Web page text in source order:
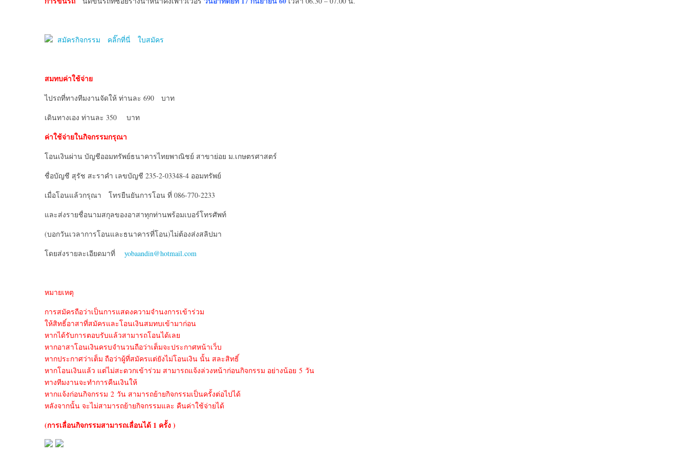
สมัครกิจกรรม คลิ๊กที่นี่ ใบสมัคร
สมทบค่าใช้จ่าย
ไปรถที่ทางทีมงานจัดให้ ท่านละ 690 บาท
เดินทางเอง ท่านละ 350 บาท
ค่าใช้จ่ายในกิจกรรมกรุณา
โอนเงินผ่าน บัญชีออมทรัพย์ธนาคารไทยพาณิชย์ สาขาย่อย ม.เกษตรศาสตร์
ชื่อบัญชี สุรัช สะราคำ เลขบัญชี 235-2-03348-4 ออมทรัพย์
เมื่อโอนแล้วกรุณา โทรยืนยันการโอน ที่ 086-770-2233
และส่งรายชื่อนามสกุลของอาสาทุกท่านพร้อมเบอร์โทรศัพท์
(บอกวันเวลาการโอนและธนาคารที่โอน)ไม่ต้องส่งสลิปมา
โดยส่งรายละเอียดมาที่ yobaandin@hotmail.com
หมายเหตุ
การสมัครถือว่าเป็นการแสดงความจำนงการเข้าร่วม
ให้สิทธิ์อาสาที่สมัครและโอนเงินสมทบเข้ามาก่อน
หากได้รับการตอบรับแล้วสามารถโอนได้เลย
หากอาสาโอนเงินครบจำนวนถือว่าเต็มจะประกาศหน้าเว็บ
หากประกาศว่าเต็ม ถือว่าผู้ที่สมัครแต่ยังไม่โอนเงิน นั้น สละสิทธิ์
หากโอนเงินแล้ว แต่ไม่สะดวกเข้าร่วม สามารถแจ้งล่วงหน้าก่อนกิจกรรม อย่างน้อย 5 วัน
ทางทีมงานจะทำการคืนเงินให้
หากแจ้งก่อนกิจกรรม 2 วัน สามารถย้ายกิจกรรมเป็นครั้งต่อไปได้
หลังจากนั้น จะไม่สามารถย้ายกิจกรรมและ คืนค่าใช้จ่ายได้
(การเลื่อนกิจกรรมสามารถเลื่อนได้ 1 ครั้ง )